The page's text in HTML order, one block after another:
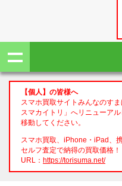
【個人】の皆様へ
スマホ買取サイトみんなのす
スマカイトリ」へリニューア
移動してください。
スマホ買取、iPhone・iPad、
セルフ査定で納得の買取価格！
URL： https://torisuma.net/